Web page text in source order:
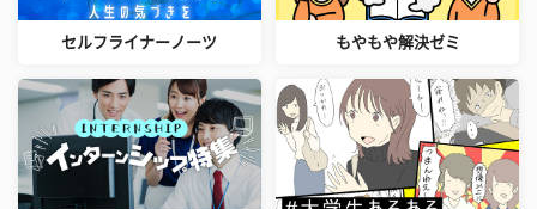
セルフライナーノーツ もやもや解決ゼミ